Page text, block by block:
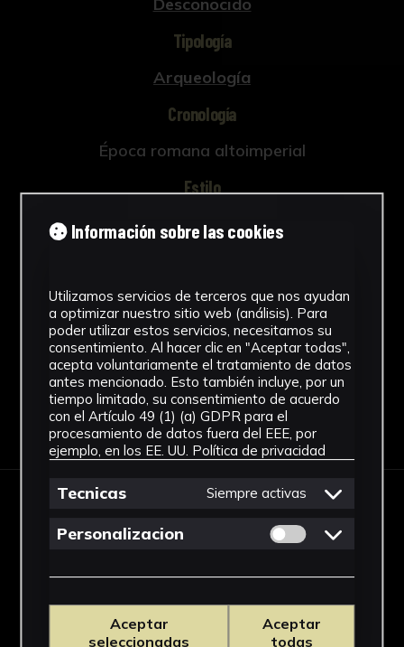
Desconocido
Tipología
Arqueología
Cronología
Época romana altoimperial
Estilo
Arte romano
Cerámica
Ver más
Descargar Ficha
IMÁGENES
Información sobre las cookies
Utilizamos servicios de terceros que nos ayudan
a optimizar nuestro sitio web (análisis). Para
poder utilizar estos servicios, necesitamos su
consentimiento. Al hacer clic en "Aceptar todas",
acepta voluntariamente el tratamiento de datos
antes mencionado. Esto también incluye, por un
tiempo limitado, su consentimiento de acuerdo
con el Artículo 49 (1) (a) GDPR para el
procesamiento de datos fuera del EEE, por
ejemplo, en los EE. UU. Política de privacidad
Tecnicas Siempre activas
Personalizacion Permitir cookies
Aceptar
seleccionadas
Aceptar
todas